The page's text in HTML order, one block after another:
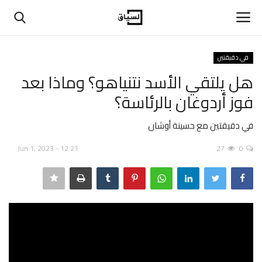
تسجيل دخول
الرئيسية
حوارات
اتصل بنا
في المنتصف
في دقيقتين
هل يلتقي الأسد نتنياهو؟ وماذا بعد
فوز أردوغان بالرئاسة؟
في دقيقتين مع حسينة أوشان
Jun 1, 2023 - 12:21 0
27